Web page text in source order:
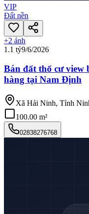
VIP
Đất nền
+2 ảnh
1.1 tỷ9/6/2026
Bán đất thổ cư view
hàng tại Nam Định
Xã Hải Ninh, Tỉnh
100.00 m²
02838276768